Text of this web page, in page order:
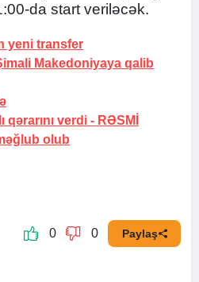
da start veriləcək.
yeni transfer
Makedoniyaya qalib
qərarını verdi - RƏSMİ
olub
0 0 Paylaş